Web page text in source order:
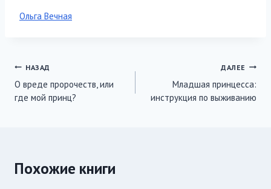
Метки
Ольга Вечная
Навигация
по
записям
НАЗАД
О вреде пророчеств, или
где мой принц?
ДАЛЕЕ
Младшая принцесса:
инструкция по выживанию
Похожие книги